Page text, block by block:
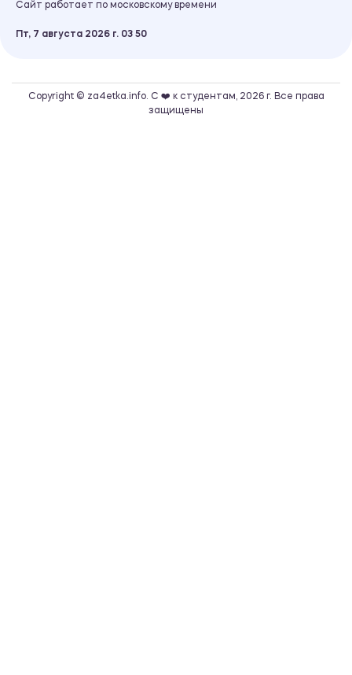
Сайт работает по московскому времени
Пт, 7 августа 2026 г. 03 50
Copyright © za4etka.info. С ❤️ к студентам, 2026 г. Все права
защищены